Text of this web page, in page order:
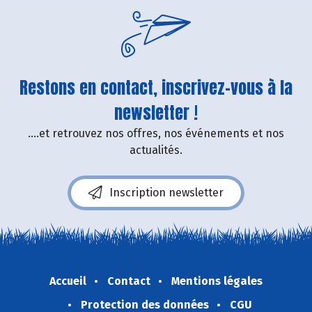
Restons en contact, inscrivez-vous à la
newsletter !
....et retrouvez nos offres, nos événements et nos
actualités.
Inscription newsletter
Accueil Contact
Mentions légales
Protection des données
CGU